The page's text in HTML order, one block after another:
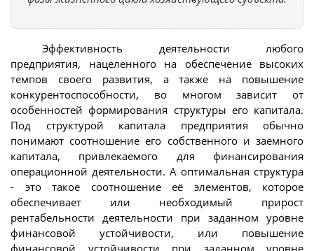
Эффективность деятельности любого
предприятия, нацеленного на обеспечение высоких
темпов своего развития, а также на повышение
конкурентоспособности, во многом зависит от
особенностей формирования структуры его капитала.
Под структурой капитала предприятия обычно
понимают соотношение его собственного и заёмного
капитала, привлекаемого для финансирования
операционной деятельности. А оптимальная структура
- это такое соотношение её элементов, которое
обеспечивает или необходимый прирост
рентабельности деятельности при заданном уровне
финансовой устойчивости, или повышение
финансовой устойчивости при заданном уровне